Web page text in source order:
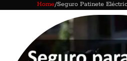
Home Seguro Patinete